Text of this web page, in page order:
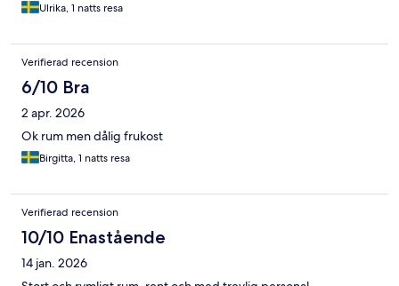
Ulrika, 1 natts resa
Verifierad recension
6/10 Bra
2 apr. 2026
Ok rum men dålig frukost
Birgitta, 1 natts resa
Verifierad recension
10/10 Enastående
14 jan. 2026